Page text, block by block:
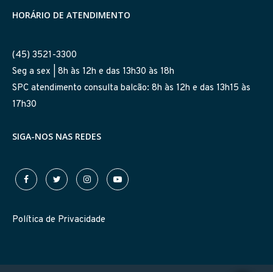
HORÁRIO DE ATENDIMENTO
(45) 3521-3300
Seg a sex | 8h às 12h e das 13h30 às 18h
SPC atendimento consulta balcão: 8h às 12h e das 13h15 às
17h30
SIGA-NOS NAS REDES
Política de Privacidade